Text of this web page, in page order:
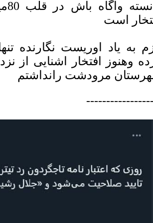
است
به یاد اوریست نگارنده
وهنوز افتخار اشنایی از
مرودشت رانداشتم